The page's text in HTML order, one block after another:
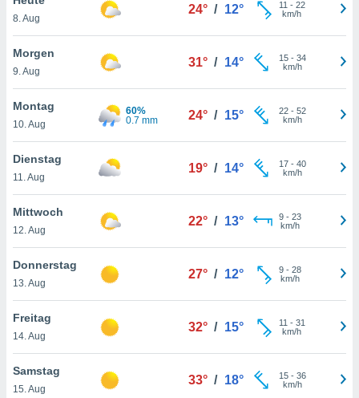
oder
Partner
es uns
das
der
Profil zu
Ihnen
finden
. Sie
jederzeit
Rand
8. Aug
24° / 12° 11 - 22
km/h
Morgen
9. Aug
31° / 14° 15- 34
km/h
Montag
10. Aug
60%
0.7 mm
24° / 15° 22- 52
km/h
Dienstag
11. Aug
19° / 14° 17- 40
km/h
Mittwoch
12. Aug
22° / 13° 9- 23
km/h
Donnerstag
13. Aug
27° / 12° 9- 28
km/h
Freitag
14. Aug
32° / 15° 11 - 31
km/h
Samstag
15. Aug
33° / 18° 15- 36
km/h